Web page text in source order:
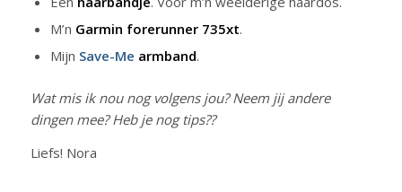
M’n Garmin forerunner 735xt.
Mijn Save-Me armband.
Wat mis ik nou nog volgens jou? Neem jij andere
dingen mee? Heb je nog tips??
Liefs! Nora